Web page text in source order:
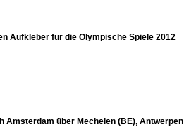
Aufkleber für die Olympische Spiele 2012
Amsterdam über Mechelen (BE), Antwerpen